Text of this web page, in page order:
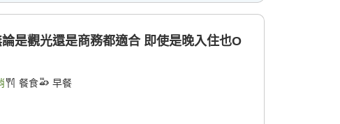
是觀光還是商務都適合 即使是晚入住也O
餐食 早餐